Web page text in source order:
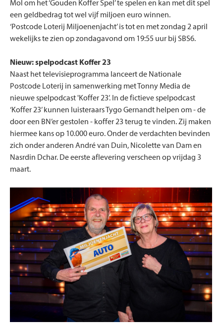
Mol om het ‘Gouden Koffer Spel’ te spelen en kan met dit spel
een geldbedrag tot wel vijf miljoen euro winnen.
‘Postcode Loterij Miljoenenjacht’ is tot en met zondag 2 april
wekelijks te zien op zondagavond om 19:55 uur bij SBS6.
Nieuw: spelpodcast Koffer 23
Naast het televisieprogramma lanceert de Nationale
Postcode Loterij in samenwerking met Tonny Media de
nieuwe spelpodcast 'Koffer 23’. In de fictieve spelpodcast
‘Koffer 23’ kunnen luisteraars Tygo Gernandt helpen om - de
door een BN’er gestolen - koffer 23 terug te vinden. Zij maken
hiermee kans op 10.000 euro. Onder de verdachten bevinden
zich onder anderen André van Duin, Nicolette van Dam en
Nasrdin Dchar. De eerste aflevering verscheen op vrijdag 3
maart.